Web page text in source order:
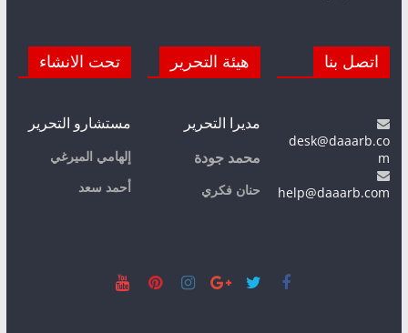
اتصل بنا
desk@daaarb.co
m
help@daaarb.com
هيئة التحرير
مديرا التحرير
محمد جودة
حنان فكري
تحت الانشاء
مستشارو التحرير
إلهامي الميرغي
أحمد سعد